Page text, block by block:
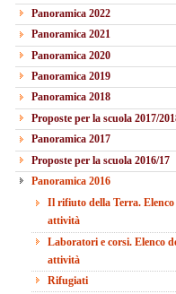
Panoramica 2022
Panoramica 2021
Panoramica 2020
Panoramica 2019
Panoramica 2018
Proposte per la scuola 2017/
Panoramica 2017
Proposte per la scuola 2016/17
Panoramica 2016
Il rifiuto della Terra. Elenco
attività
Laboratori e corsi. Elenco
attività
Rifugiati